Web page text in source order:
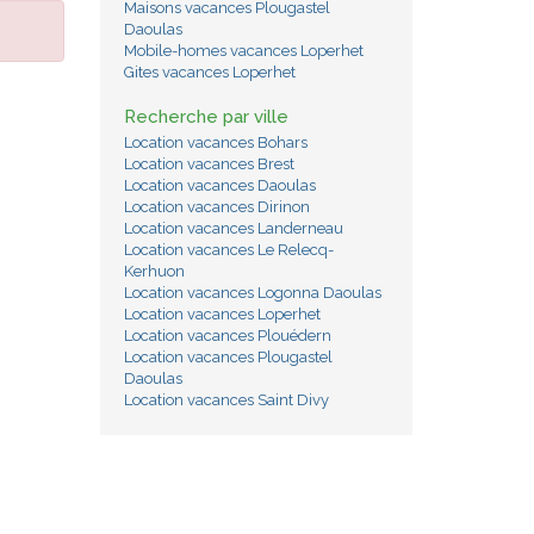
Maisons vacances Plougastel
Daoulas
Mobile-homes vacances Loperhet
Gites vacances Loperhet
Recherche par ville
Location vacances Bohars
Location vacances Brest
Location vacances Daoulas
Location vacances Dirinon
Location vacances Landerneau
Location vacances Le Relecq-
Kerhuon
Location vacances Logonna Daoulas
Location vacances Loperhet
Location vacances Plouédern
Location vacances Plougastel
Daoulas
Location vacances Saint Divy